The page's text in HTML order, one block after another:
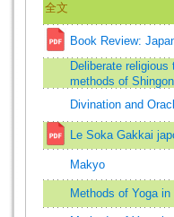
全文
Book Review:
Deliberate
methods of
Divination and
Le Soka Gakkai
Makyo
Methods of Yoga